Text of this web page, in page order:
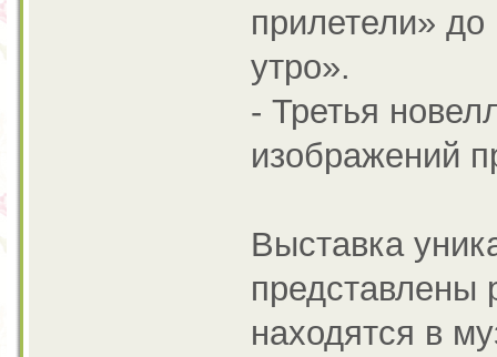
прилетели»
утро».
- Третья
изображений
Выставка
представлены
находятся в